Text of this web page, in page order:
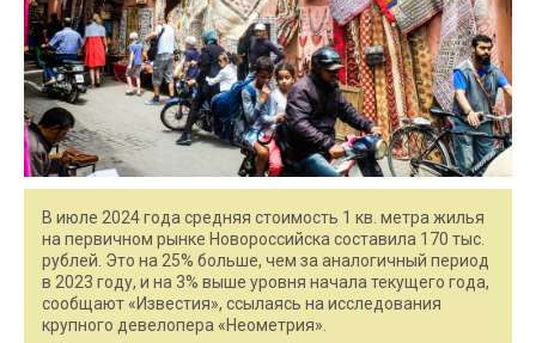
В июле 2024 года средняя стоимость 1 кв. метра жилья
на первичном рынке Новороссийска составила 170 тыс.
рублей. Это на 25% больше, чем за аналогичный период
в 2023 году, и на 3% выше уровня начала текущего года,
сообщают «Известия», ссылаясь на исследования
крупного девелопера «Неометрия».